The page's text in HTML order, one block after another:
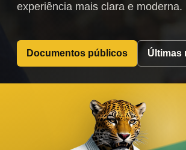
experiência mais clara e moderna.
Documentos públicos Últimas